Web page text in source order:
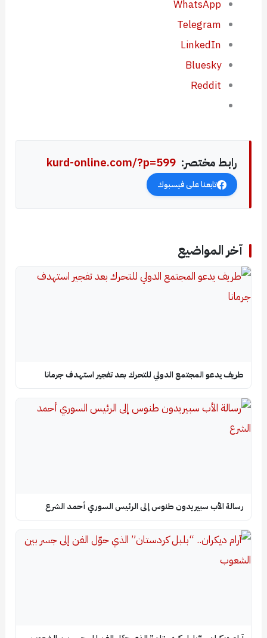
WhatsApp
Telegram
LinkedIn
Bluesky
Reddit
رابط مختصر: kurd-online.com/?p=599
تابعنا على فيسبوك
آخر المواضيع
طريف يدعو المجتمع الدولي للتحرك بعد تفجير استهدف جرمانا
رسالة الأب سبيريدون طنوس إلى الرئيس السوري أحمد الشرع